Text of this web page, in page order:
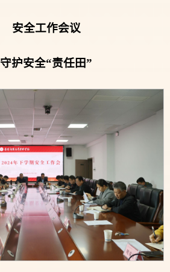
安全工作会议
守护安全“责任田”